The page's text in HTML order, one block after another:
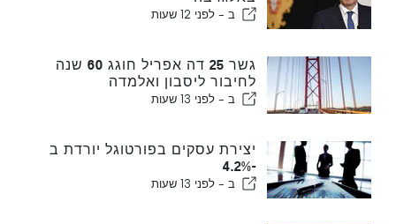
ב - לפני 12 שעות
גשר 25 דה אפריל חוגג 60 שנה
לחיבור ליסבון ואלמדה
ב - לפני 13 שעות
יצירת עסקים בפורטוגל יורדת ב
-4.2%
ב - לפני 13 שעות